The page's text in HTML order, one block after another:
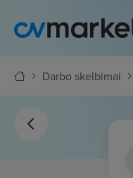
Darbo skelbimai